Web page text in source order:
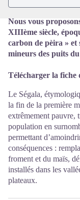
Nous vous
XIIIème siècle,
carbon de pèira » et
mineurs des puits
Télécharger la fiche
Le Ségala,
la fin de la première
extrêmement pauvre,
population en
permettant
conséquences :
froment et du maïs,
installés dans les
plateaux.